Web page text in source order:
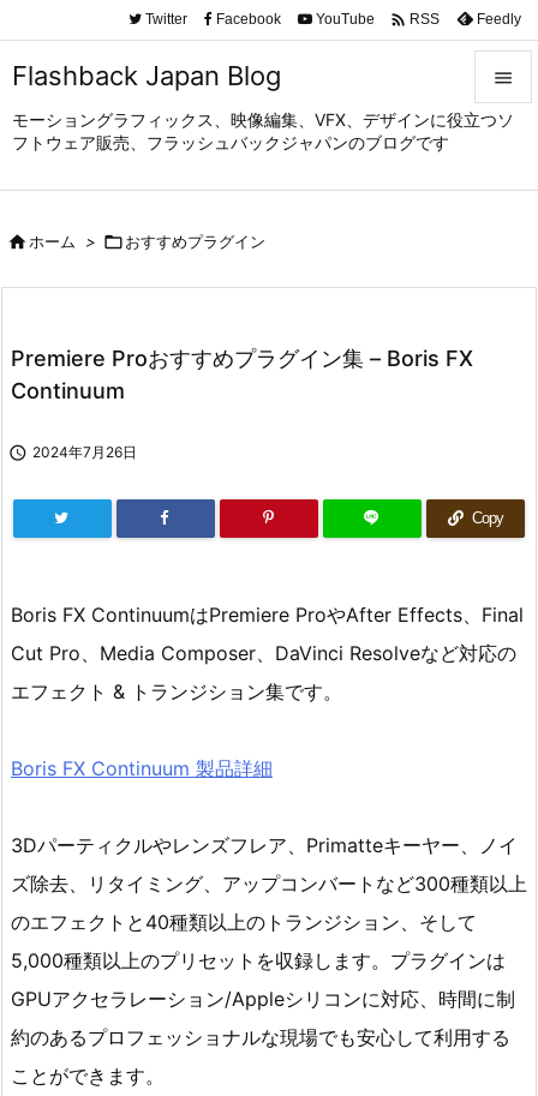
Flashback Japan Blog
モーショングラフィックス、映像編集、VFX、デザインに役立つソ
フトウェア販売、フラッシュバックジャパンのブログです



Twitter Facebook YouTube  RSS Feedly
ホーム > おすすめプラグイン
Premiere Proおすすめプラグイン集 – Boris FX
Continuum
 2024年7月26日
Copy
Boris FX ContinuumはPremiere ProやAfter Effects、Final
Cut Pro、Media Composer、DaVinci Resolveなど対応の
エフェクト & トランジション集です。
Boris FX Continuum 製品詳細
3Dパーティクルやレンズフレア、Primatteキーヤー、ノイ
ズ除去、リタイミング、アップコンバートなど300種類以上
のエフェクトと40種類以上のトランジション、そして
5,000種類以上のプリセットを収録します。プラグインは
GPUアクセラレーション/Appleシリコンに対応、時間に制
約のあるプロフェッショナルな現場でも安心して利用する
ことができます。